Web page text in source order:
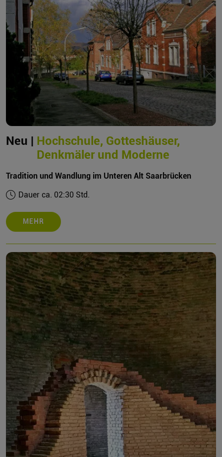
Neu | Hochschule, Gotteshäuser,
Denkmäler und Moderne
Tradition und Wandlung im Unteren Alt Saarbrücken
Dauer ca. 02:30 Std.
MEHR